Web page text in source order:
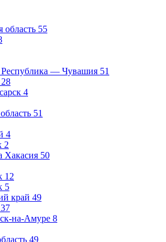
область 55
Республика — Чувашия 51
28
4
51
4
2
Хакасия 50
12
5
край 49
37
на-Амуре 8
49